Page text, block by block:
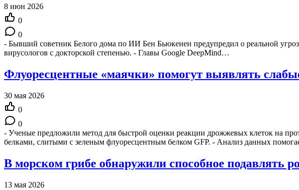
8 июн 2026
0
0
- Бывший советник Белого дома по ИИ Бен Бьюкенен предупредил о реальной
вирусологов с докторской степенью. - Главы Google DeepMind…
Флуоресцентные «маячки» помогут выявлять
30 мая 2026
0
0
- Ученые предложили метод для быстрой оценки реакции дрожжевых клеток на
белками, слитыми с зеленым флуоресцентным белком GFP. - Анализ данных
В морском грибе обнаружили способное подавлять
13 мая 2026